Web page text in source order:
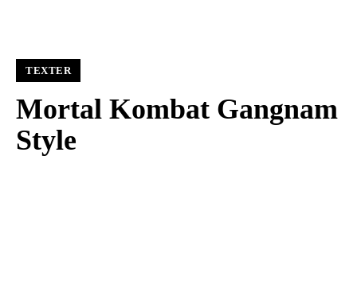
TEXTER
Mortal Kombat Gangnam
Style